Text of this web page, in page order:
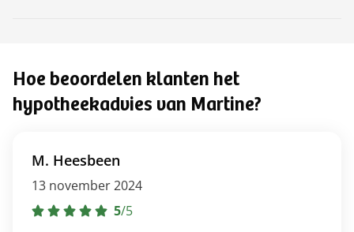
Hoe beoordelen klanten het
hypotheekadvies van Martine?
M. Heesbeen
13 november 2024
5/5